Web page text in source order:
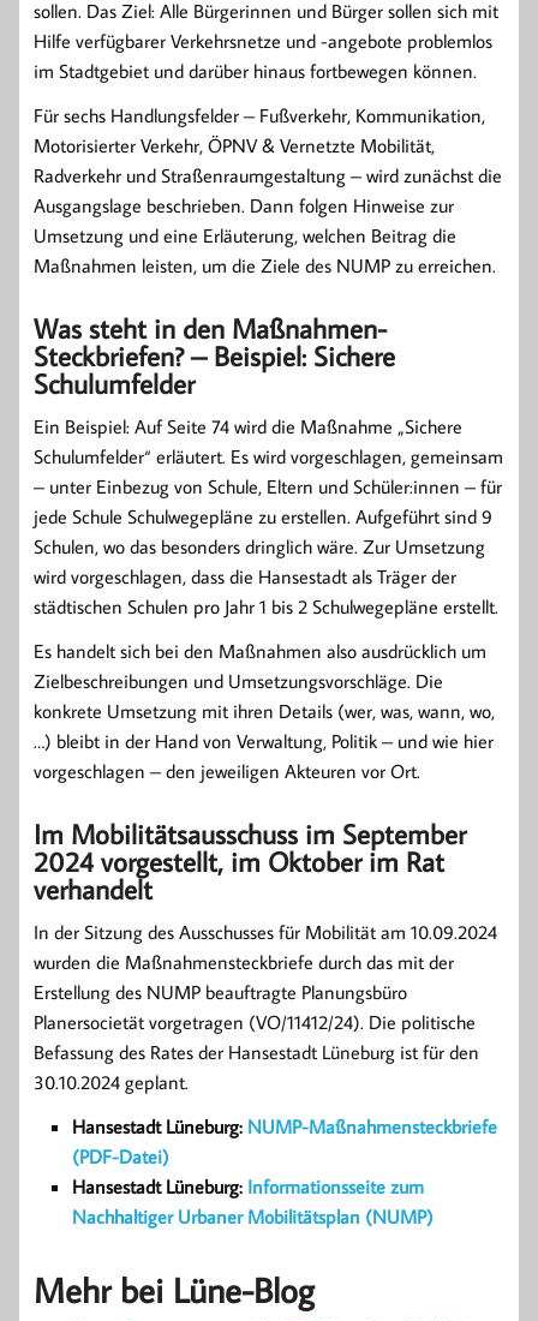
sollen. Das Ziel: Alle Bürgerinnen und Bürger sollen sich mit
Hilfe verfügbarer Verkehrsnetze und -angebote problemlos
im Stadtgebiet und darüber hinaus fortbewegen können.
Für sechs Handlungsfelder – Fußverkehr, Kommunikation,
Motorisierter Verkehr, ÖPNV & Vernetzte Mobilität,
Radverkehr und Straßenraumgestaltung – wird zunächst die
Ausgangslage beschrieben. Dann folgen Hinweise zur
Umsetzung und eine Erläuterung, welchen Beitrag die
Maßnahmen leisten, um die Ziele des NUMP zu erreichen.
Was steht in den Maßnahmen-
Steckbriefen? – Beispiel: Sichere
Schulumfelder
Ein Beispiel: Auf Seite 74 wird die Maßnahme „Sichere
Schulumfelder“ erläutert. Es wird vorgeschlagen, gemeinsam
– unter Einbezug von Schule, Eltern und Schüler:innen – für
jede Schule Schulwegepläne zu erstellen. Aufgeführt sind 9
Schulen, wo das besonders dringlich wäre. Zur Umsetzung
wird vorgeschlagen, dass die Hansestadt als Träger der
städtischen Schulen pro Jahr 1 bis 2 Schulwegepläne erstellt.
Es handelt sich bei den Maßnahmen also ausdrücklich um
Zielbeschreibungen und Umsetzungsvorschläge. Die
konkrete Umsetzung mit ihren Details (wer, was, wann, wo,
…) bleibt in der Hand von Verwaltung, Politik – und wie hier
vorgeschlagen – den jeweiligen Akteuren vor Ort.
Im Mobilitätsausschuss im September
2024 vorgestellt, im Oktober im Rat
verhandelt
In der Sitzung des Ausschusses für Mobilität am 10.09.2024
wurden die Maßnahmensteckbriefe durch das mit der
Erstellung des NUMP beauftragte Planungsbüro
Planersocietät vorgetragen (VO/11412/24). Die politische
Befassung des Rates der Hansestadt Lüneburg ist für den
30.10.2024 geplant.
Hansestadt Lüneburg: NUMP-Maßnahmensteckbriefe
(PDF-Datei)
Hansestadt Lüneburg: Informationsseite zum
Nachhaltiger Urbaner Mobilitätsplan (NUMP)
Mehr bei Lüne-Blog